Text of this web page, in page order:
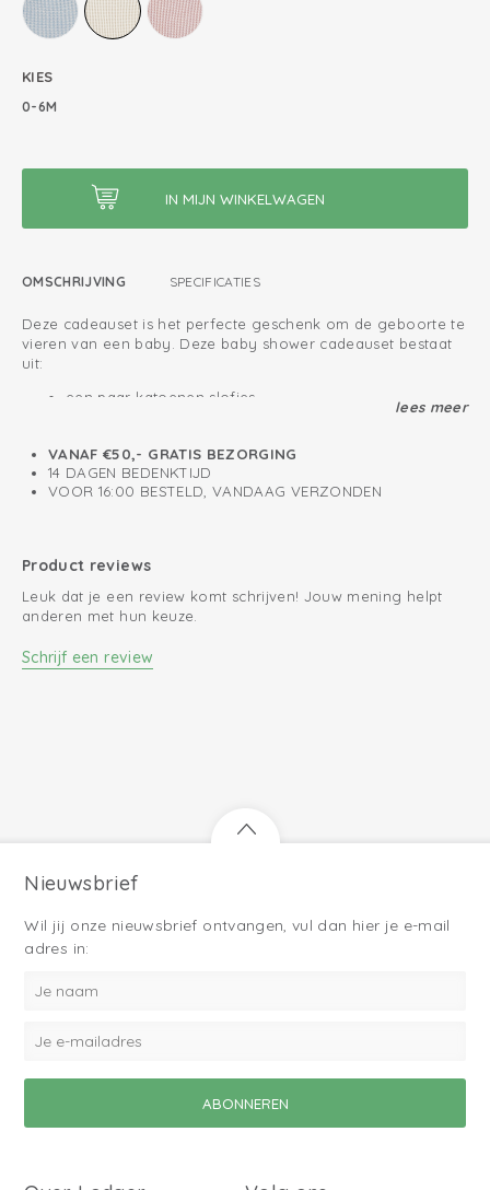
KIES
0-6M
OMSCHRIJVING SPECIFICATIES
Deze cadeauset is het perfecte geschenk om de geboorte te
vieren van een baby. Deze baby shower cadeauset bestaat
uit:
een paar katoenen slofjes
De producten worden leuk ingepakt met speciaal papier en
in een luxe doosje verzonden. Daarnaast is het mogelijk om
een persoonlijk bericht bij het kraamcadeau achter te laten.
Wij bezorgen op het gewenste adres
Luxe en origineel kraamcadeau pakket
lees meer
VANAF €50,- GRATIS BEZORGING
14 DAGEN BEDENKTIJD
VOOR 16:00 BESTELD, VANDAAG VERZONDEN
Product reviews
Leuk dat je een review komt schrijven! Jouw mening helpt
anderen met hun keuze.
Schrijf een review
Nieuwsbrief
Wil jij onze nieuwsbrief ontvangen, vul dan hier je e-mail
adres in: